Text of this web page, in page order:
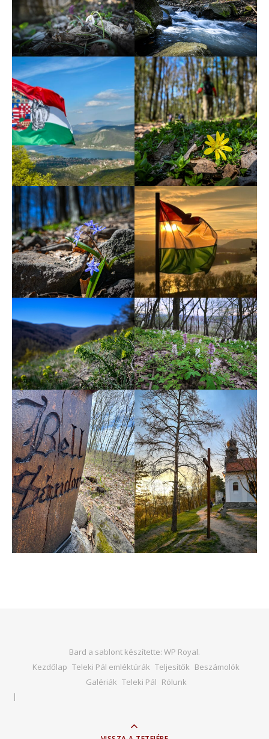
Bard a sablont készítette: WP Royal.
Kezdőlap Teleki Pál emléktúrák Teljesítők Beszámolók
Galériák Teleki Pál Rólunk